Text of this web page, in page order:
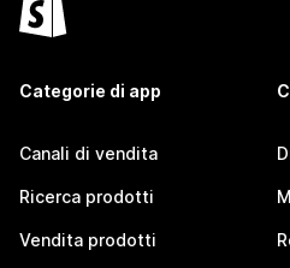
Categorie di app
Canali di vendita
Ricerca prodotti
Vendita prodotti